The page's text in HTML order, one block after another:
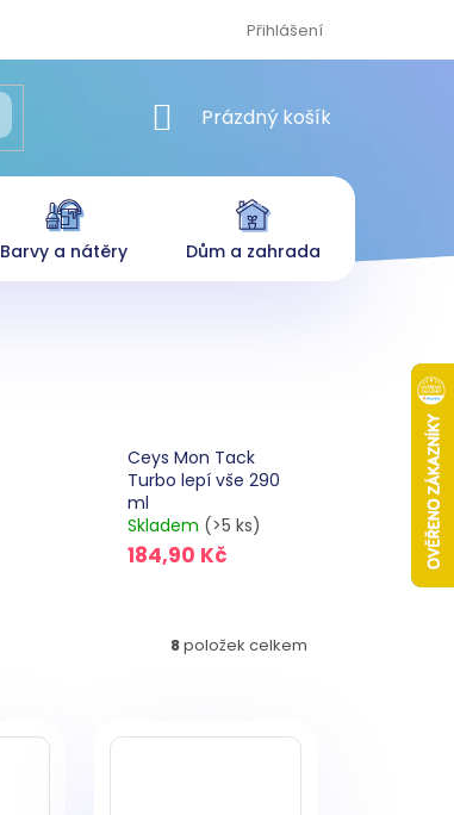
Přihlášení
NÁKUPNÍ KOŠÍK
Prázdný košík
Barvy a nátěry Dům a zahrada
Ceys Mon Tack
Turbo lepí vše 290
ml
Skladem (>5 ks)
184,90 Kč
8položek celkem